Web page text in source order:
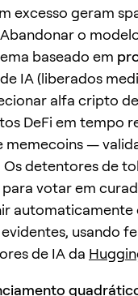
excesso geram
o
baseado em
IA (liberados
alfa cripto
DeFi em tempo
memecoins —
detentores de
para votar em
automaticamente
usando
de IA da